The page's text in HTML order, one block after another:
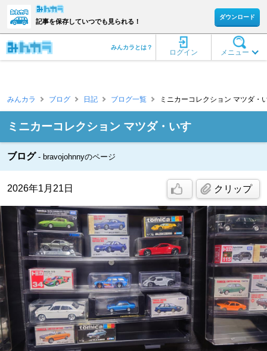
記事を保存していつでも見られる！
ダウンロード
メニュー
ログイン
みんカラとは？
みんカラ ブログ 日記 ブログ一覧 ミニカーコレクション マツダ・
ミニカーコレクション マツダ・いすゞ
ブログ bravojohnnyのページ
2026年1月21日 クリップ